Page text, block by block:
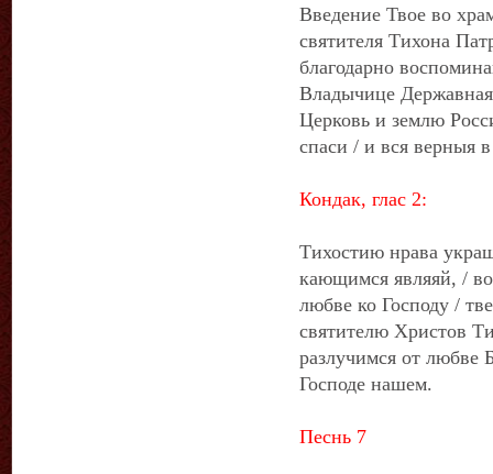
Введение Твое во
святителя Тихона
благодарно
Владычице
Церковь и землю
спаси / и вся верныя
Кондак, глас 2:
Тихостию нрава
кающимся являяй, /
любве ко Господу /
святителю Христов
разлучимся от любве
Господе нашем.
Песнь 7